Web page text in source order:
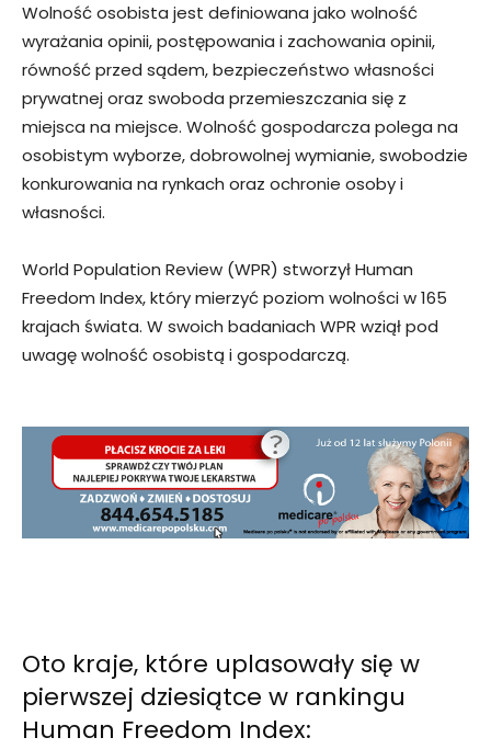
Wolność osobista jest definiowana jako wolność
wyrażania opinii, postępowania i zachowania opinii,
równość przed sądem, bezpieczeństwo własności
prywatnej oraz swoboda przemieszczania się z
miejsca na miejsce. Wolność gospodarcza polega na
osobistym wyborze, dobrowolnej wymianie, swobodzie
konkurowania na rynkach oraz ochronie osoby i
własności.
World Population Review (WPR) stworzył Human
Freedom Index, który mierzyć poziom wolności w 165
krajach świata. W swoich badaniach WPR wziął pod
uwagę wolność osobistą i gospodarczą.
Oto kraje, które uplasowały się w
pierwszej dziesiątce w rankingu
Human Freedom Index: